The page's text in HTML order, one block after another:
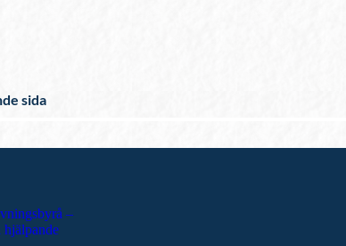
sida